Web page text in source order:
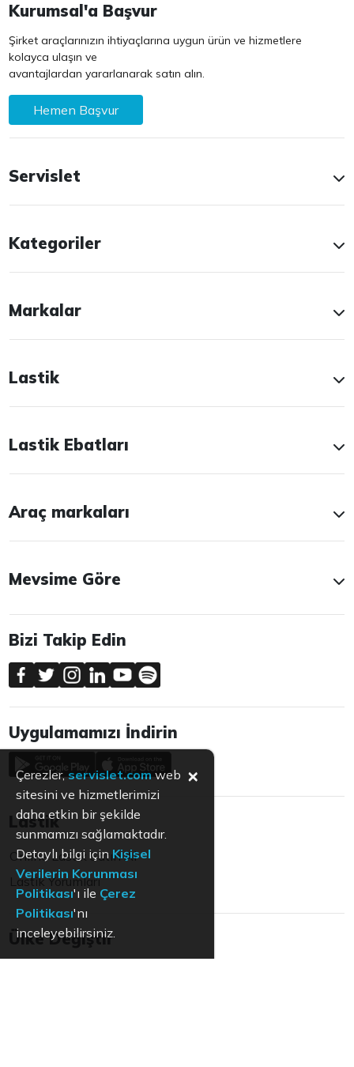
Kurumsal'a Başvur
Şirket araçlarınızın ihtiyaçlarına uygun ürün ve hizmetlere
kolayca ulaşın ve
avantajlardan yararlanarak satın alın.
Hemen Başvur
Servislet
Kategoriler
Markalar
Lastik
Lastik Ebatları
Araç markaları
Mevsime Göre
Bizi Takip Edin
Uygulamamızı İndirin
Lastik
Online Lastik Satın Al
Lastik Yorumları
Ülke Değiştir
Çerezler,servislet.comweb
sitesini ve hizmetlerimizi
daha etkin bir şekilde
sunmamızı sağlamaktadır.
Detaylı bilgi için Kişisel
Verilerin Korunması
Politikası'ı ile Çerez
Politikası'nı
inceleyebilirsiniz.
×